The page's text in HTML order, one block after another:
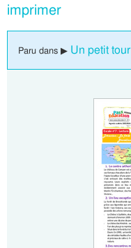
imprimer
Paru dans ▶ Un petit